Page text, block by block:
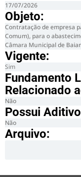
17/07/2026
Objeto:
Contratação de empresa
Comum), para o
Câmara Municipal de
Vigente:
Sim
Fundamento
Relacionado
Não
Possui
Não
Arquivo: